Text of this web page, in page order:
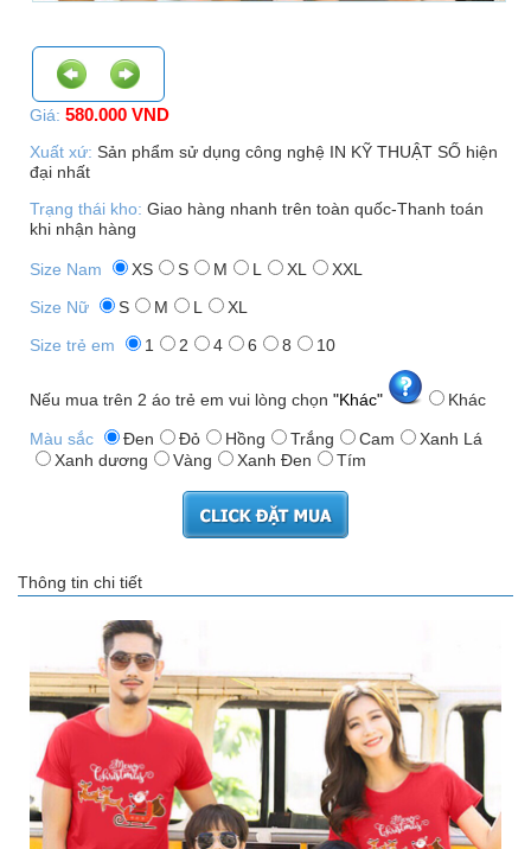
Giá: 580.000 VND
Xuất xứ: Sản phẩm sử dụng công nghệ IN KỸ THUẬT SỐ hiện
đại nhất
Trạng thái kho: Giao hàng nhanh trên toàn quốc-Thanh toán
khi nhận hàng
Size Nam XS S M L XL
XXL
Size Nữ
S M L
XL
Size trẻ em
1 2 4 6 8 10
Nếu mua trên 2 áo trẻ em vui lòng chọn "Khác" Khác
Màu sắc Đen Đỏ Hồng Trắng Cam
Xanh Lá
Xanh dương
Vàng Xanh Đen Tím
Thông tin chi tiết